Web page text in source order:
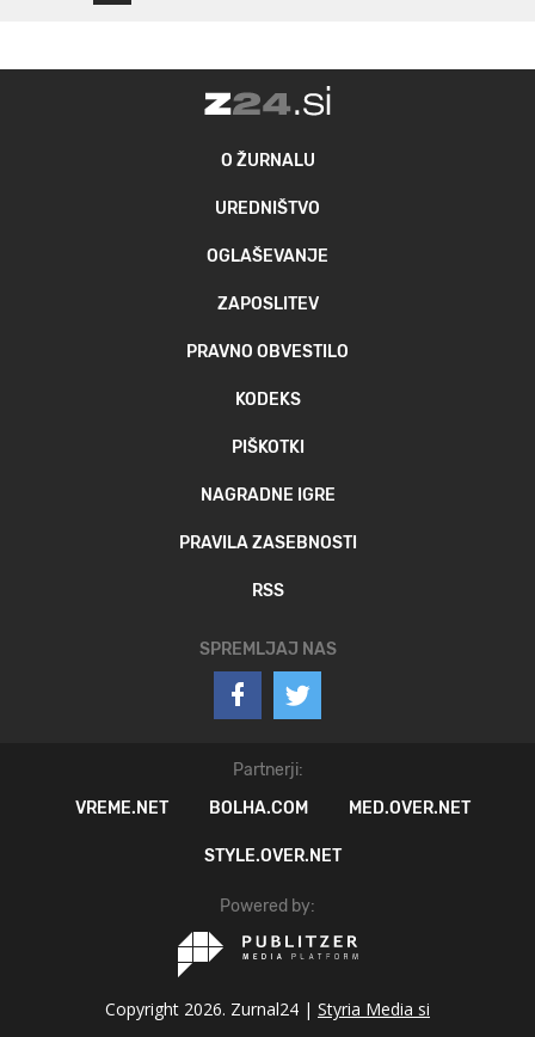
O ŽURNALU
UREDNIŠTVO
OGLAŠEVANJE
ZAPOSLITEV
PRAVNO OBVESTILO
KODEKS
PIŠKOTKI
NAGRADNE IGRE
PRAVILA ZASEBNOSTI
RSS
SPREMLJAJ NAS
Partnerji:
VREME.NET
BOLHA.COM MED.OVER.NET
STYLE.OVER.NET
Powered by:
Copyright 2026. Zurnal24 | Styria Media si